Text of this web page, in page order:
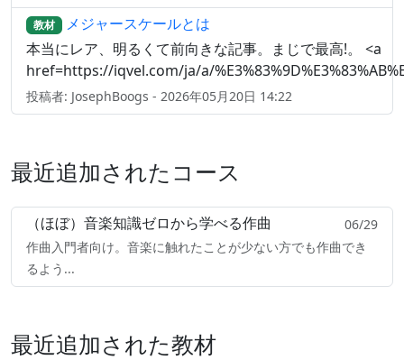
教材
メジャースケールとは
本当にレア、明るくて前向きな記事。まじで最高!。 <a
href=https://iqvel.com/ja/a/
投稿者: JosephBoogs - 2026年05月20日 14:22
最近追加されたコース
（ほぼ）音楽知識ゼロから学べる作曲
06/29
作曲入門者向け。音楽に触れたことが少ない方でも作曲でき
るよう...
最近追加された教材